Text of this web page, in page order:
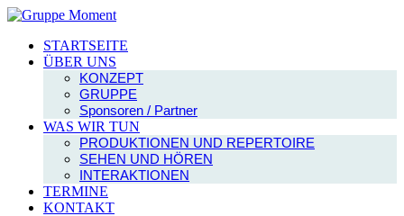
STARTSEITE
ÜBER UNS
KONZEPT
GRUPPE
Sponsoren / Partner
WAS WIR TUN
PRODUKTIONEN UND REPERTOIRE
SEHEN UND HÖREN
INTERAKTIONEN
TERMINE
KONTAKT